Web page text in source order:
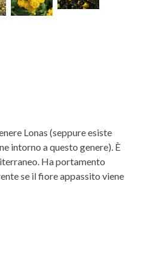
Lonas (seppure esiste
intorno a questo genere). È
Ha portamento
se il fiore appassito viene